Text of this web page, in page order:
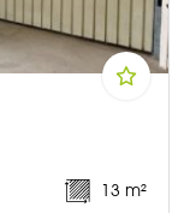
13 m²